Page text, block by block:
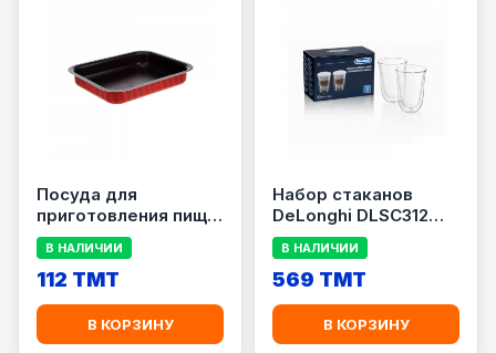
Посуда для
приготовления пищи
Tefal J1014582
В НАЛИЧИИ
112 TMT
В КОРЗИНУ
Набор стаканов
DeLonghi DLSC312
Latte Macchiato 220
мл (2 шт.)
В НАЛИЧИИ
569 TMT
В КОРЗИНУ